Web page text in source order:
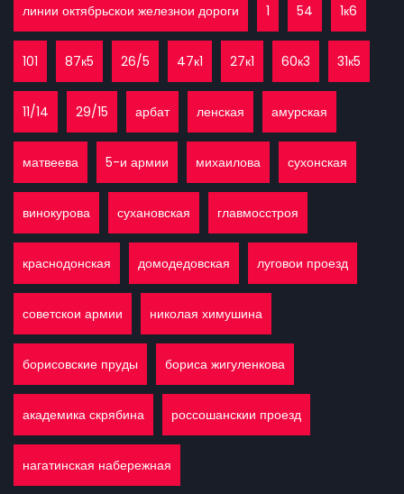
линии октябрьскои железнои дороги 1 54 1к6
101 87к5 26/5 47к1 27к1 60к3 31к5
11/14 29/15 арбат ленская амурская
матвеева 5-и армии михаилова сухонская
винокурова сухановская главмосстроя
краснодонская домодедовская луговои проезд
советскои армии николая химушина
борисовские пруды бориса жигуленкова
академика скрябина россошанскии проезд
нагатинская набережная